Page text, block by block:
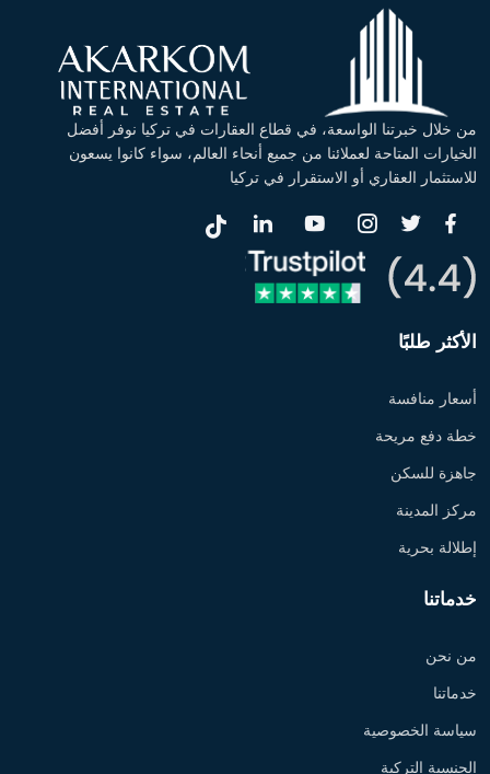
من خلال خبرتنا الواسعة، في قطاع العقارات في تركيا نوفر أفضل
الخيارات المتاحة لعملائنا من جميع أنحاء العالم، سواء كانوا يسعون
للاستثمار العقاري أو الاستقرار في تركيا
الأكثر طلبًا
أسعار منافسة
خطة دفع مريحة
جاهزة للسكن
مركز المدينة
إطلالة بحرية
خدماتنا
من نحن
خدماتنا
سياسة الخصوصية
الجنسية التركية